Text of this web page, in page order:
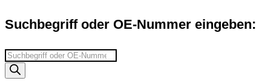
Suchbegriff oder OE-Nummer eingeben:
Suchbegriff
eingeben